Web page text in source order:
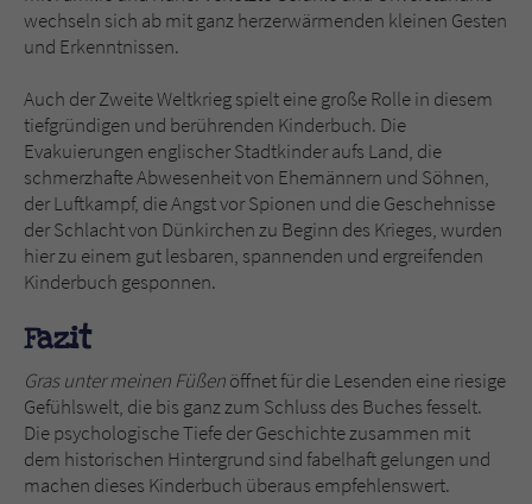
wechseln sich ab mit ganz herzerwärmenden kleinen Gesten
und Erkenntnissen.
Auch der Zweite Weltkrieg spielt eine große Rolle in diesem
tiefgründigen und berührenden Kinderbuch. Die
Evakuierungen englischer Stadtkinder aufs Land, die
schmerzhafte Abwesenheit von Ehemännern und Söhnen,
der Luftkampf, die Angst vor Spionen und die Geschehnisse
der Schlacht von Dünkirchen zu Beginn des Krieges, wurden
hier zu einem gut lesbaren, spannenden und ergreifenden
Kinderbuch gesponnen.
Fazit
Gras unter meinen Füßenöffnet für die Lesenden eine riesige
Gefühlswelt, die bis ganz zum Schluss des Buches fesselt.
Die psychologische Tiefe der Geschichte zusammen mit
dem historischen Hintergrund sind fabelhaft gelungen und
machen dieses Kinderbuch überaus empfehlenswert.